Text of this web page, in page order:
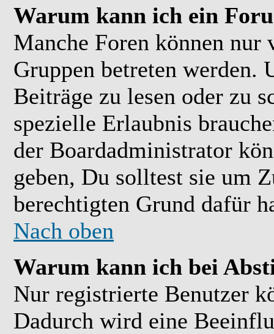
Warum kann ich ein
Manche Foren können nur
Gruppen betreten werden.
Beiträge zu lesen oder zu
spezielle Erlaubnis
der Boardadministrator
geben, Du solltest sie um
berechtigten Grund dafür
Nach oben
Warum kann ich bei
Nur registrierte Benutzer
Dadurch wird eine